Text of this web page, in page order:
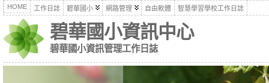
HOME 工作日誌 碧華國小 網路管理 自由軟體 智慧學習學校工作日誌
碧華國小資訊中心
碧華國小資訊管理工作日誌